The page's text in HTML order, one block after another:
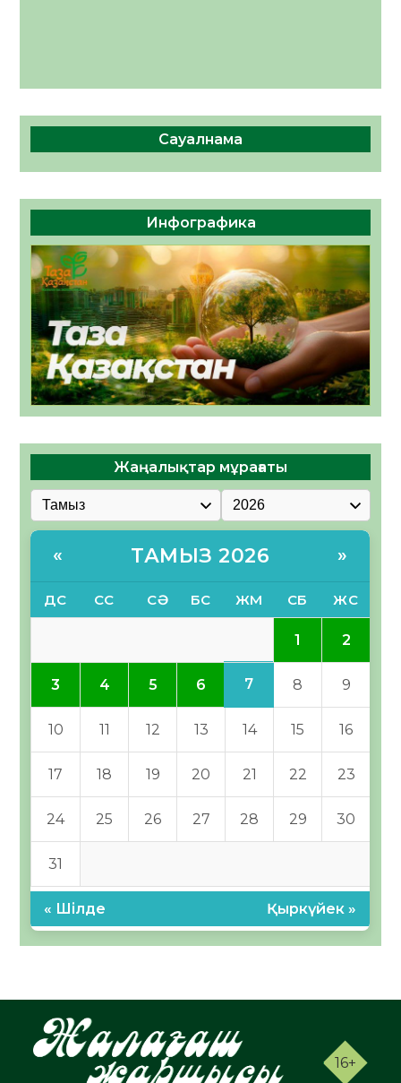
Сауалнама
Инфографика
Жаңалықтар мұрағаты
« ТАМЫЗ 2026 »
ДС СС СӘ БС ЖМ СБ ЖС
1 2
3 4 5 6 7 8 9
10 11 12 13 14 15 16
17 18 19 20 21 22 23
24 25 26 27 28 29 30
31
« Шілде Қыркүйек »
16+